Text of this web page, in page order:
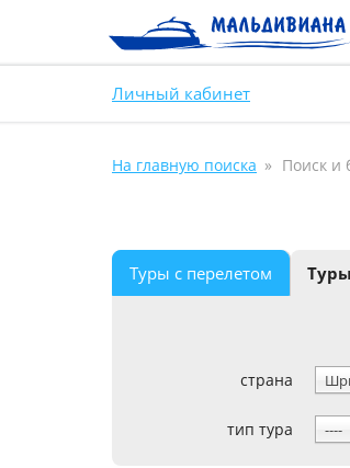
Личный кабинет
На главную поиска Поиск и
Туры с перелетом
страна
тип тура ----